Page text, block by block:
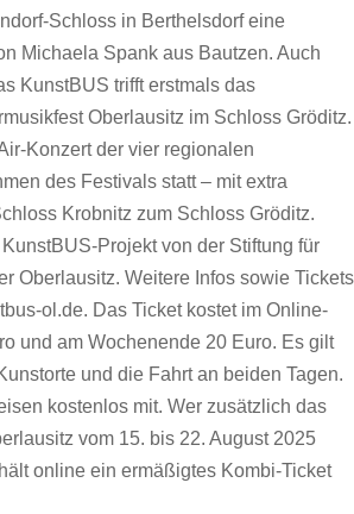
Schloss in Berthelsdorf eine
Michaela Spank aus Bautzen. Auch
KunstBUS trifft erstmals das
Oberlausitz im Schloss Gröditz.
Konzert der vier regionalen
des Festivals statt – mit extra
Krobnitz zum Schloss Gröditz.
Projekt von der Stiftung für
Oberlausitz. Weitere Infos sowie Tickets
ol.de. Das Ticket kostet im Online-
und am Wochenende 20 Euro. Es gilt
und die Fahrt an beiden Tagen.
kostenlos mit. Wer zusätzlich das
vom 15. bis 22. August 2025
online ein ermäßigtes Kombi-Ticket